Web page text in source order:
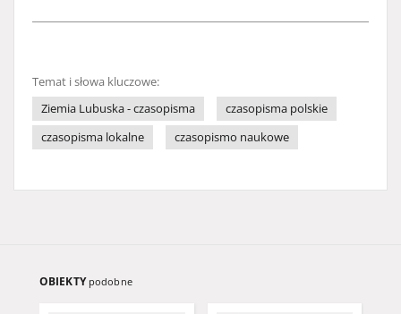
Temat i słowa kluczowe:
Ziemia Lubuska - czasopisma
czasopisma polskie
czasopisma lokalne
czasopismo naukowe
OBIEKTY podobne